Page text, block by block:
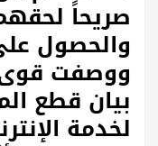
صريحاً
والحصول
ووصفت قوى
بيان قطع
لخدمة